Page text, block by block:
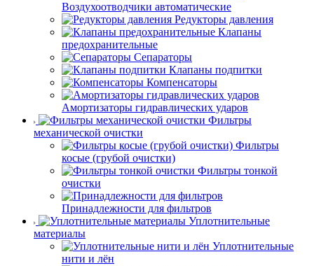
Воздухоотводчики автоматические
Редукторы давления
Клапаны
предохранительные
Сепараторы
Клапаны подпитки
Компенсаторы
Амортизаторы гидравлических ударов
Фильтры
механической очистки
Фильтры
косые (грубой очистки)
Фильтры тонкой
очистки
Принадлежности для фильтров
Уплотнительные
материалы
Уплотнительные
нити и лён